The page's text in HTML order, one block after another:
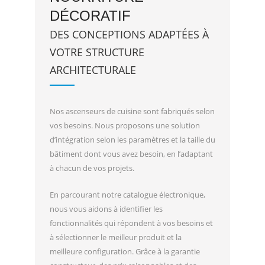
DÉCORATIF
DES CONCEPTIONS ADAPTÉES À
VOTRE STRUCTURE
ARCHITECTURALE
Nos ascenseurs de cuisine sont fabriqués selon
vos besoins. Nous proposons une solution
d’intégration selon les paramètres et la taille du
bâtiment dont vous avez besoin, en l’adaptant
à chacun de vos projets.
En parcourant notre catalogue électronique,
nous vous aidons à identifier les
fonctionnalités qui répondent à vos besoins et
à sélectionner le meilleur produit et la
meilleure configuration. Grâce à la garantie